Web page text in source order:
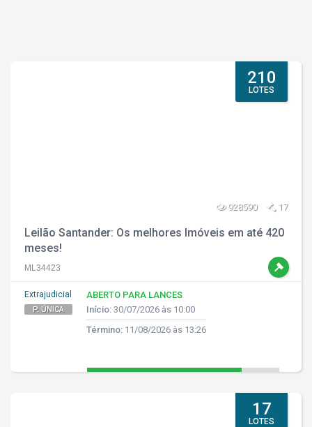
210
LOTES
928590 17
Leilão Santander: Os melhores Imóveis em até 420
meses!
ML34423
Extrajudicial
P. ÚNICA
ABERTO PARA LANCES
Início: 30/07/2026 às 10:00
Término: 11/08/2026 às 13:26
17
LOTES